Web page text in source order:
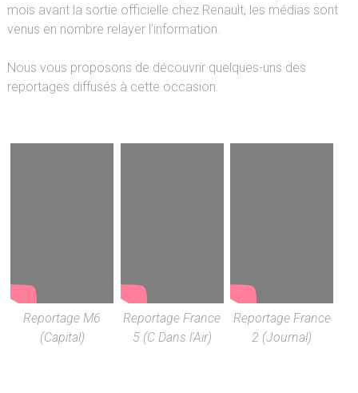
mois avant la sortie officielle chez Renault, les médias sont
venus en nombre relayer l'information.
Nous vous proposons de découvrir quelques-uns des
reportages diffusés à cette occasion.
Reportage M6
(Capital)
Reportage France
5 (C Dans l'Air)
Reportage France
2 (Journal)